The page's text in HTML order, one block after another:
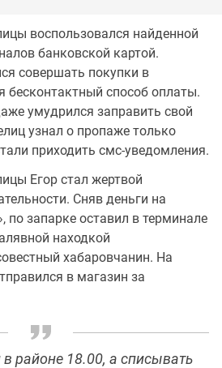
воспользовался найденной
банковской картой.
совершать покупки в
бесконтактный способ оплаты.
умудрился заправить свой
узнал о пропаже только
приходить смс-уведомления.
Егор стал жертвой
Сняв деньги на
по запарке оставил в терминале
находкой
хабаровчанин. На
в магазин за
в районе 18.00, а списывать